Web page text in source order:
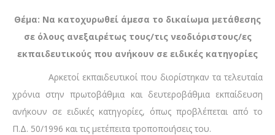
Θέμα: Να κατοχυρωθεί άμεσα το δικαίωμα μετάθεσης
σε όλους ανεξαιρέτως τους/τις νεοδιόριστους/ες
εκπαιδευτικούς που ανήκουν σε ειδικές κατηγορίες
Αρκετοί εκπαιδευτικοί που διορίστηκαν τα τελευταία
χρόνια στην πρωτοβάθμια και δευτεροβάθμια εκπαίδευση
ανήκουν σε ειδικές κατηγορίες, όπως προβλέπεται από το
Π.Δ. 50/1996 και τις μετέπειτα τροποποιήσεις του.